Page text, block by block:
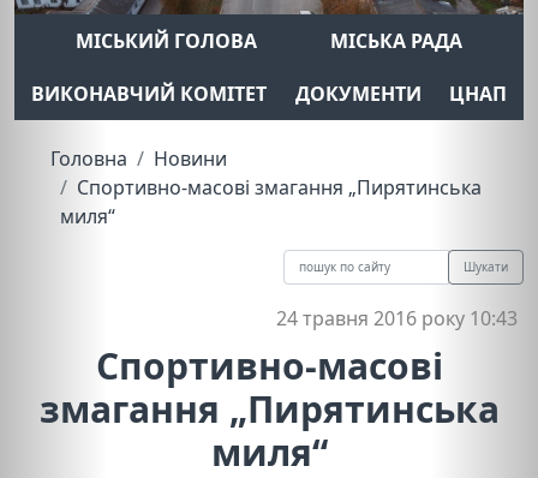
МІСЬКИЙ ГОЛОВА
МІСЬКА РАДА
ВИКОНАВЧИЙ КОМІТЕТ
ДОКУМЕНТИ ЦНАП
Головна
Новини
Спортивно-масові змагання „Пирятинська
миля“
Шукати
24 травня 2016 року 10:43
Спортивно-масові
змагання „Пирятинська
миля“